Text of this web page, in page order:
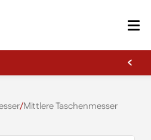
/Mittlere Taschenmesser